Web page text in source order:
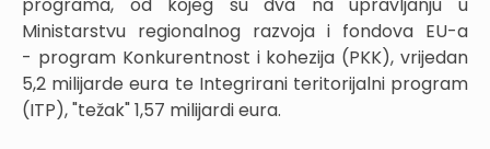
Ministarstvu regionalnog razvoja i fondova EU-a
- program Konkurentnost i kohezija (PKK), vrijedan
5,2 milijarde eura te Integrirani teritorijalni program
(ITP), "težak" 1,57 milijardi eura.